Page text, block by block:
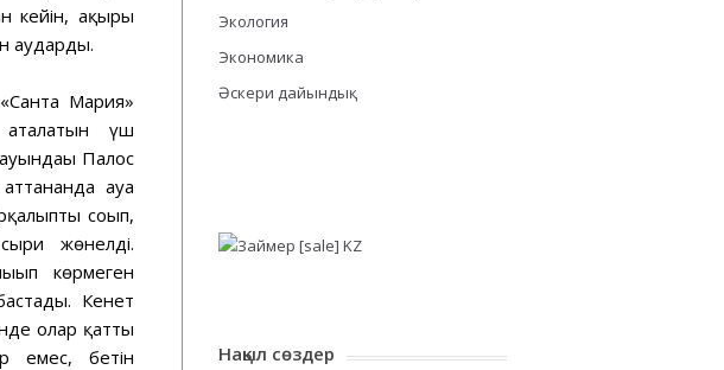
кейін, ақыры
аударды.
Мария»
үш
Палос
ауа
соғып,
жөнелді.
көрмеген
Кенет
олар қатты
емес, бетін
Экология
Экономика
Әскери дайындық
Нақыл сөздер